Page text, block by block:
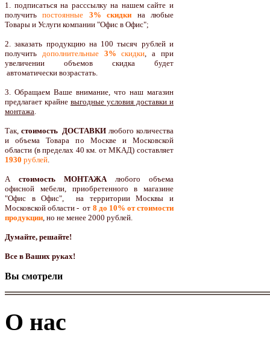
1. подписаться на расссылку на нашем сайте и
получитьпостоянные 3% скидки на любые
Товары и Услуги компании "Офис в Офис";
2. заказать продукцию на 100 тысяч рублей и
получить дополнительные3% скидки, а при
увеличении объемов скидка будет
автоматически возрастать.
3. Обращаем Ваше внимание, что наш магазин
предлагает крайне выгодные условия доставки и
монтажа.
Так, стоимость ДОСТАВКИлюбого количества
и объема Товара по Москве и Московской
области (в пределах 40 км. от МКАД) составляет
1930 рублей.
А стоимость МОНТАЖАлюбого объема
офисной мебели, приобретенного в магазине
"Офис в Офис", на территории Москвы и
Московской области - от 8 до 10% от стоимости
продукции, но не менее 2000 рублей.
Думайте, решайте!
Все в Ваших руках!
Вы смотрели
О нас